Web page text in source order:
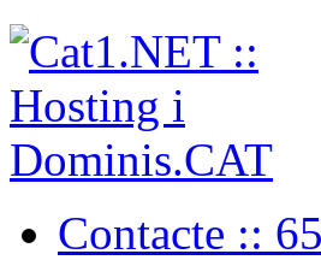
Contacte ::